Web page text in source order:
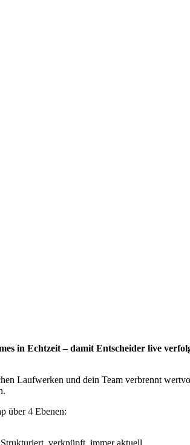
in Echtzeit – damit Entscheider live
Laufwerken und dein Team verbrennt
über 4 Ebenen: